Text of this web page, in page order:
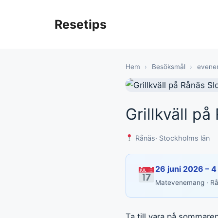
Resetips
Hem › Besöksmål ›
Grillkväll på
Rånäs· Stockholms län
26 juni 2026 –
Matevenemang ·